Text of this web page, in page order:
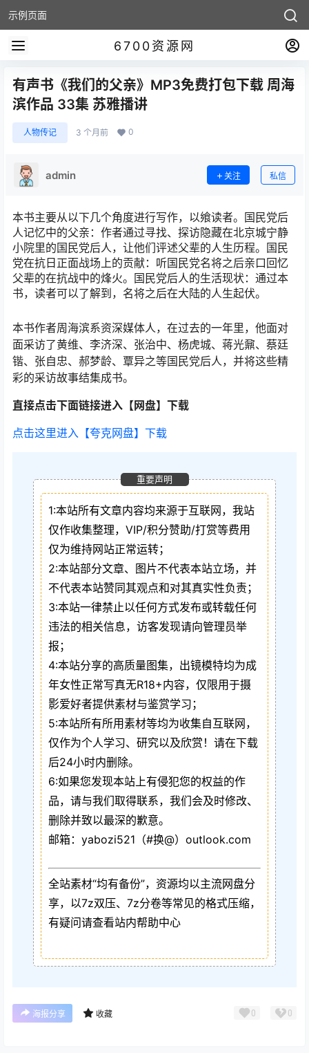
示例页面
6700资源网
有声书《我们的父亲》MP3免费打包下载 周海
滨作品 33集 苏雅播讲
人物传记 3 个月前 0
admin 关注 私信
本书主要从以下几个角度进行写作，以飨读者。国民党后
人记忆中的父亲：作者通过寻找、探访隐藏在北京城宁静
小院里的国民党后人，让他们评述父辈的人生历程。国民
党在抗日正面战场上的贡献：听国民党名将之后亲口回忆
父辈的在抗战中的烽火。国民党后人的生活现状：通过本
书，读者可以了解到，名将之后在大陆的人生起伏。
本书作者周海滨系资深媒体人，在过去的一年里，他面对
面采访了黄维、李济深、张治中、杨虎城、蒋光鼐、蔡廷
锴、张自忠、郝梦龄、覃异之等国民党后人，并将这些精
彩的采访故事结集成书。
直接点击下面链接进入【网盘】下载
点击这里进入【夸克网盘】下载
重要声明
1:本站所有文章内容均来源于互联网，我站
仅作收集整理，VIP/积分赞助/打赏等费用
仅为维持网站正常运转；
2:本站部分文章、图片不代表本站立场，并
不代表本站赞同其观点和对其真实性负责；
3:本站一律禁止以任何方式发布或转载任何
违法的相关信息，访客发现请向管理员举
报；
4:本站分享的高质量图集，出镜模特均为成
年女性正常写真无R18+内容，仅限用于摄
影爱好者提供素材与鉴赏学习；
5:本站所有所用素材等均为收集自互联网，
仅作为个人学习、研究以及欣赏！请在下载
后24小时内删除。
6:如果您发现本站上有侵犯您的权益的作
品，请与我们取得联系，我们会及时修改、
删除并致以最深的歉意。
邮箱：yabozi521（#换@）outlook.com
全站素材“均有备份”，资源均以主流网盘分
享，以7z双压、7z分卷等常见的格式压缩，
有疑问请查看站内帮助中心
海报分享 收藏 0 0